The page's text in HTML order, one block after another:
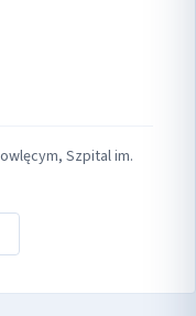
Szpital im.